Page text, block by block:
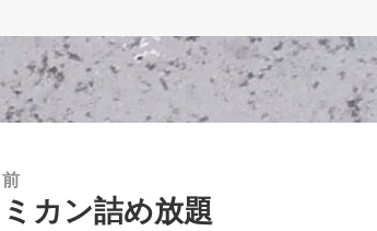
日:
者
ゴ
リ
ー
前
前
ミカン詰め放題